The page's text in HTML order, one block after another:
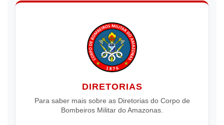
DIRETORIAS
Para saber mais sobre as Diretorias do Corpo de
Bombeiros Militar do Amazonas.